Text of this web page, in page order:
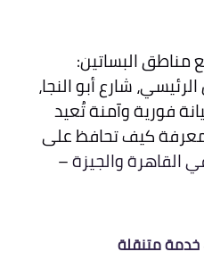
البساتين:
شارع أبو النجا،
فورية وآمنة تُعيد
كيف تحافظ على
القاهرة والجيزة–
خدمة متنقلة